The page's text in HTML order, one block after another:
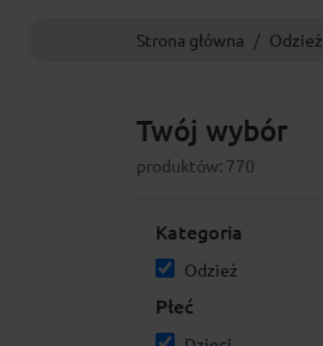
Strona główna Odzież
Twój wybór
produktów: 770
Kategoria
Odzież
Płeć